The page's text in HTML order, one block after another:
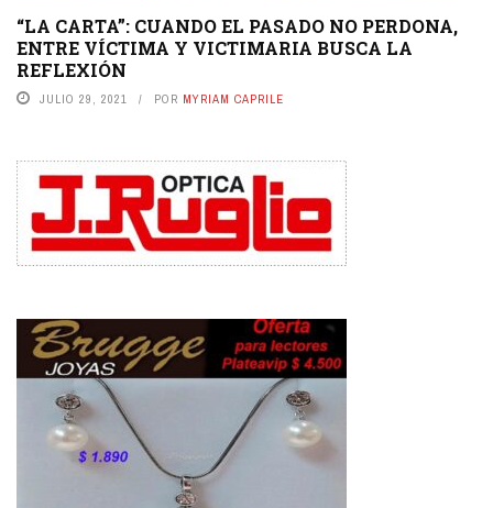
“LA CARTA”: CUANDO EL PASADO NO PERDONA,
ENTRE VÍCTIMA Y VICTIMARIA BUSCA LA
REFLEXIÓN
JULIO 29, 2021 POR MYRIAM CAPRILE